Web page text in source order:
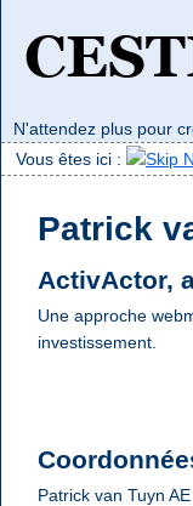
N'attendez plus pour
Vous êtes ici :
Patrick
ActivActor,
Une approche
investissement.
Patrick van Tuyn AE